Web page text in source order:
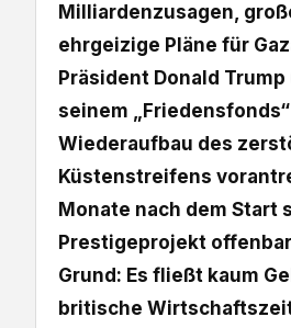
Milliardenzusagen,
ehrgeizige Pläne für
Präsident Donald
seinem
Wiederaufbau des
Küstenstreifens
Monate nach dem Start
Prestigeprojekt
Grund: Es fließt kaum
britische